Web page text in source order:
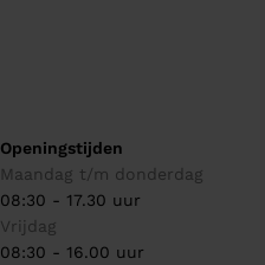
Openingstijden
Maandag t/m donderdag
08:30 - 17.30 uur
Vrijdag
08:30 - 16.00 uur